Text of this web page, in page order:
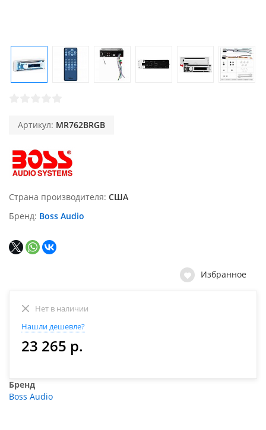
Артикул: MR762BRGB
Страна производителя США
Бренд Boss Audio
Избранное
Нет в наличии
Нашли дешевле?
23 265 р.
Бренд
Boss Audio